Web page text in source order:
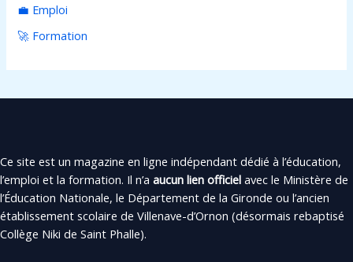
💼 Emploi
🚀 Formation
Ce site est un magazine en ligne indépendant dédié à l’éducation,
l’emploi et la formation. Il n’a aucun lien officiel avec le Ministère de
l’Éducation Nationale, le Département de la Gironde ou l’ancien
établissement scolaire de Villenave-d’Ornon (désormais rebaptisé
Collège Niki de Saint Phalle).